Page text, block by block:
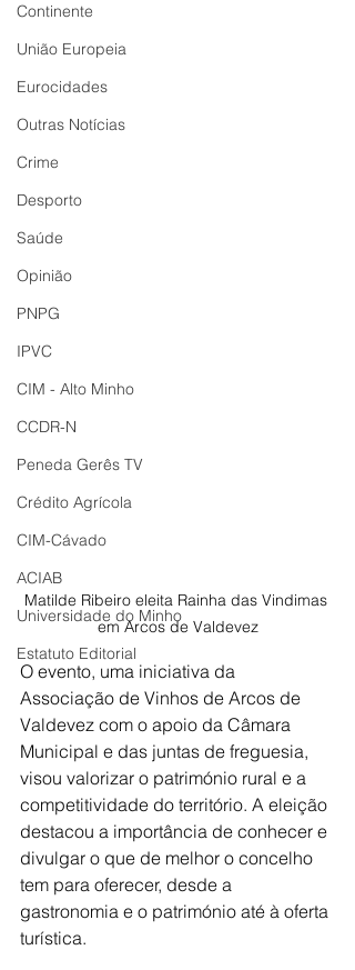
Continente
União Europeia
Eurocidades
Outras Notícias
Crime
Desporto
Saúde
Opinião
PNPG
IPVC
CIM - Alto Minho
CCDR-N
Peneda Gerês TV
Crédito Agrícola
CIM-Cávado
ACIAB
Universidade do Minho
Estatuto Editorial
Matilde Ribeiro eleita Rainha das Vindimas
em Arcos de Valdevez
O evento, uma iniciativa da
Associação de Vinhos de Arcos de
Valdevez com o apoio da Câmara
Municipal e das juntas de freguesia,
visou valorizar o património rural e a
competitividade do território. A eleição
destacou a importância de conhecer e
divulgar o que de melhor o concelho
tem para oferecer, desde a
gastronomia e o património até à oferta
turística.